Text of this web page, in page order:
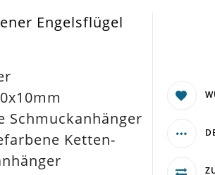
Engelsflügel
Schmuckanhänger
Ketten-